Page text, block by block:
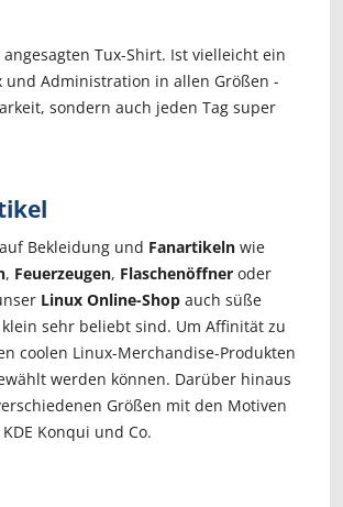
Tux-Shirt. Ist vielleicht ein
Administration in allen Größen -
sondern auch jeden Tag super
Bekleidung und Fanartikelnwie
, Feuerzeugen, Flaschenöffner oder
Linux Online-Shop auch süße
sehr beliebt sind. Um Affinität zu
coolen Linux-Merchandise-Produkten
werden können. Darüber hinaus
Größen mit den Motiven
Konqui und Co.